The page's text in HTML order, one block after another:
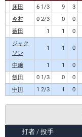
床田 6 1/3 9 3
今村
0 2/3 0 0
薮田
1 1 0
ジャク
ソン
1 1 0
中﨑
1 1 0
飯田
0 1/3 0 0
中田
1 2/3 1 0
打者/ 投手